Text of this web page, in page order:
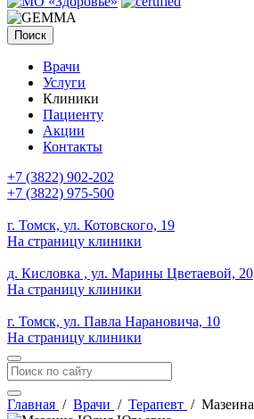
Поиск
Врачи
Услуги
Клиники
Пациенту
Акции
Контакты
+7 (3822) 902-202
+7 (3822) 975-500
г. Томск, ул. Котовского, 19
На страницу клиники
д. Кисловка , ул. Марины Цветаевой, 20
На страницу клиники
г. Томск, ул. Павла Нарановича, 10
На страницу клиники
Главная / Врачи / Терапевт /